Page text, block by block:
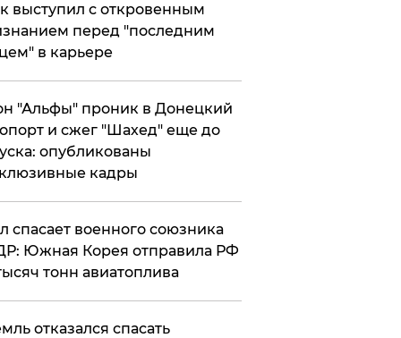
выступил с откровенным
перед "последним
в карьере
"Альфы" проник в Донецкий
и сжег "Шахед" еще до
опубликованы
кадры
спасает военного союзника
Южная Корея отправила РФ
тонн авиатоплива
отказался спасать